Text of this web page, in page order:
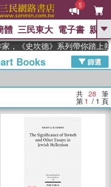
5
GO
東野圭吾 、 高希均教授回憶錄
Odyssey 、 父親節 、 如果歷
灣漫遊錄、 方念華 、 台灣的李
代
數學女孩：黎曼猜想 、
迷走神經
體 三民東大 電子書 親子
史坎德》系列帶你踏上熱血
Books
篩選
共 28 筆
第 1 / 1 頁